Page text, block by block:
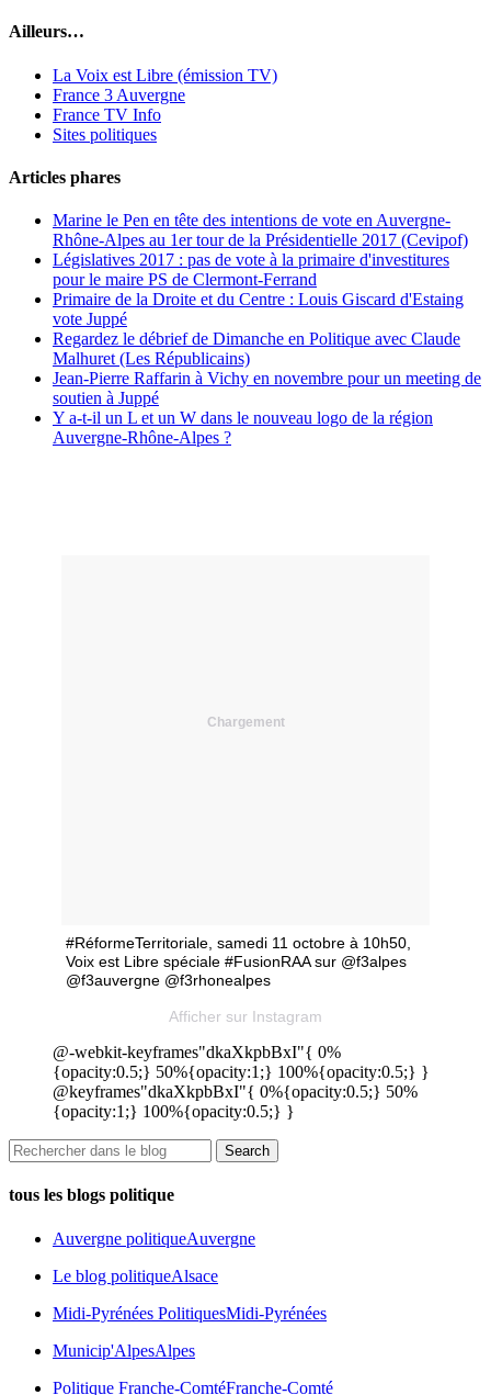
Ailleurs…
La Voix est Libre (émission TV)
France 3 Auvergne
France TV Info
Sites politiques
Articles phares
Marine le Pen en tête des intentions de vote en Auvergne-
Rhône-Alpes au 1er tour de la Présidentielle 2017 (Cevipof)
Législatives 2017 : pas de vote à la primaire d'investitures
pour le maire PS de Clermont-Ferrand
Primaire de la Droite et du Centre : Louis Giscard d'Estaing
vote Juppé
Regardez le débrief de Dimanche en Politique avec Claude
Malhuret (Les Républicains)
Jean-Pierre Raffarin à Vichy en novembre pour un meeting de
soutien à Juppé
Y a-t-il un L et un W dans le nouveau logo de la région
Auvergne-Rhône-Alpes ?
Chargement
#RéformeTerritoriale, samedi 11 octobre à 10h50,
Voix est Libre spéciale #FusionRAA sur @f3alpes
@f3auvergne @f3rhonealpes
Afficher sur Instagram
@-webkit-keyframes"dkaXkpbBxI"{ 0%
{opacity:0.5;} 50%{opacity:1;} 100%{opacity:0.5;} }
@keyframes"dkaXkpbBxI"{ 0%{opacity:0.5;} 50%
{opacity:1;} 100%{opacity:0.5;} }
tous les blogs politique
Auvergne politiqueAuvergne
Le blog politiqueAlsace
Midi-Pyrénées PolitiquesMidi-Pyrénées
Municip'AlpesAlpes
Politique Franche-ComtéFranche-Comté